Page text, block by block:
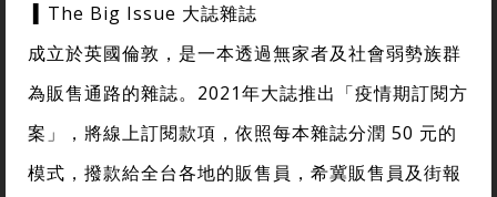
▍The Big Issue 大誌雜誌
成立於英國倫敦，是一本透過無家者及社會弱勢族群
為販售通路的雜誌。2021年大誌推出「疫情期訂閱方
案」，將線上訂閱款項，依照每本雜誌分潤 50 元的
模式，撥款給全台各地的販售員，希冀販售員及街報